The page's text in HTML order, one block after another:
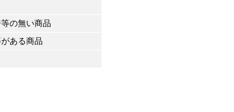
の無い商品
ある商品